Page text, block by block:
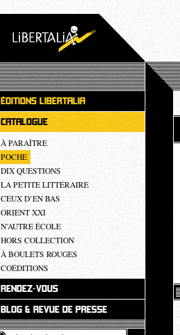
ÉDITIONS LIBERTALIA
CATALOGUE
À PARAÎTRE
POCHE
DIX QUESTIONS
LA PETITE LITTÉRAIRE
CEUX D’EN BAS
ORIENT XXI
N’AUTRE ÉCOLE
HORS COLLECTION
À BOULETS ROUGES
COÉDITIONS
RENDEZ-VOUS
BLOG & REVUE DE PRESSE